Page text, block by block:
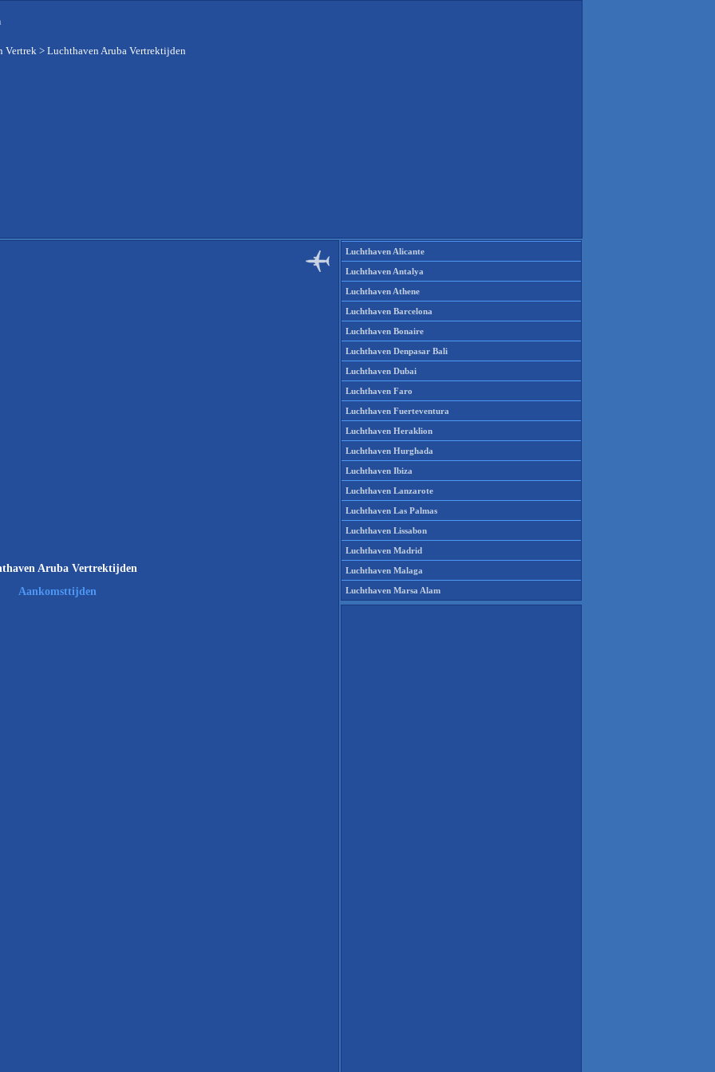
Vertrek > Luchthaven Aruba Vertrektijden
Aruba Vertrektijden
Aankomsttijden
Luchthaven Alicante
Luchthaven Antalya
Luchthaven Athene
Luchthaven Barcelona
Luchthaven Bonaire
Luchthaven Denpasar Bali
Luchthaven Dubai
Luchthaven Faro
Luchthaven Fuerteventura
Luchthaven Heraklion
Luchthaven Hurghada
Luchthaven Ibiza
Luchthaven Lanzarote
Luchthaven Las Palmas
Luchthaven Lissabon
Luchthaven Madrid
Luchthaven Malaga
Luchthaven Marsa Alam